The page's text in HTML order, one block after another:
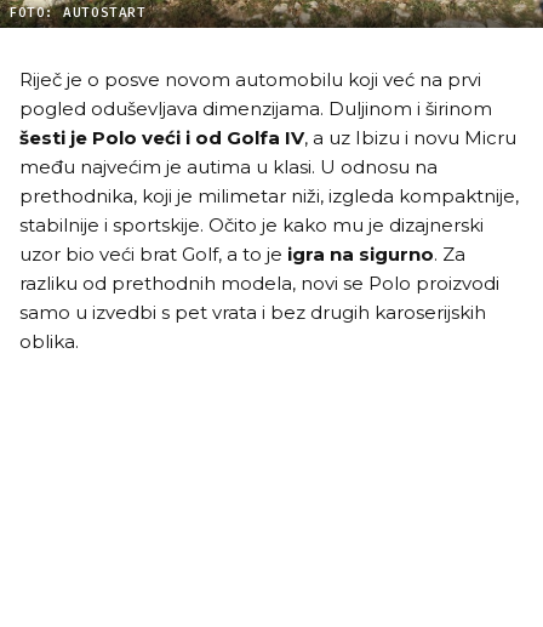
FOTO: AUTOSTART
Riječ je o posve novom automobilu koji već na prvi
pogled oduševljava dimenzijama. Duljinom i širinom
šesti je Polo veći i od Golfa IV, a uz Ibizu i novu Micru
među najvećim je autima u klasi. U odnosu na
prethodnika, koji je milimetar niži, izgleda kompaktnije,
stabilnije i sportskije. Očito je kako mu je dizajnerski
uzor bio veći brat Golf, a to je igra na sigurno. Za
razliku od prethodnih modela, novi se Polo proizvodi
samo u izvedbi s pet vrata i bez drugih karoserijskih
oblika.